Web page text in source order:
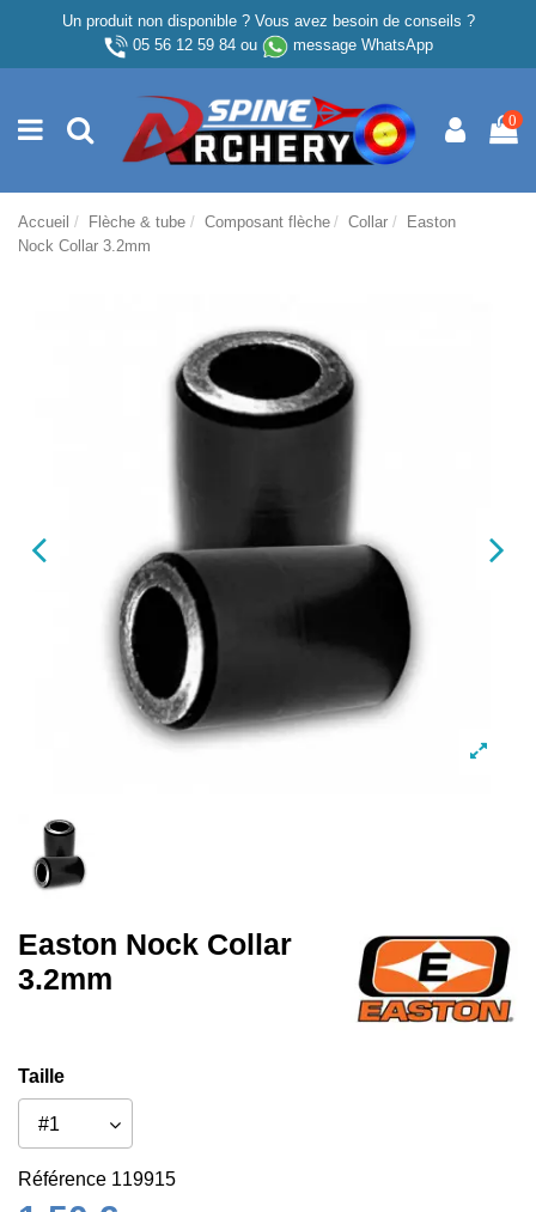
Un produit non disponible ? Vous avez besoin de conseils ?
05 56 12 59 84ou message WhatsApp
0
Accueil Flèche & tube Composant flèche Collar
Easton
Nock Collar 3.2mm
Easton Nock Collar
3.2mm
Taille
Référence 119915